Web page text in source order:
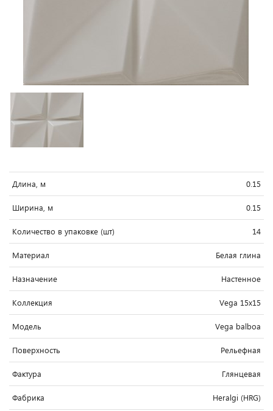
Длина, м 0.15
Ширина, м 0.15
Количество в упаковке (шт) 14
Материал Белая глина
Назначение Настенное
Коллекция Vega 15x15
Модель Vega balboa
Поверхность Рельефная
Фактура Глянцевая
Фабрика Heralgi (HRG)